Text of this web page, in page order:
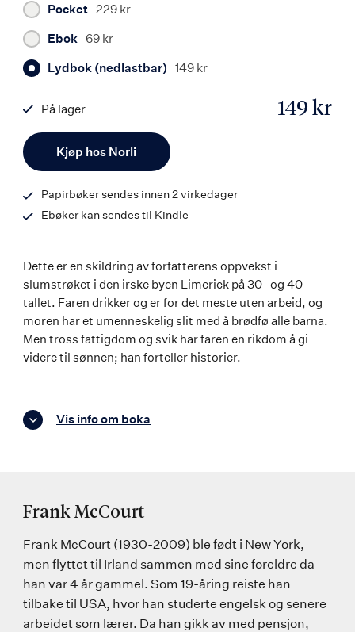
Pocket 229 kr
Ebok 69 kr
Lydbok (nedlastbar) 149 kr
Kjøp hos Norli
149 kr
På lager
9788242135711
Papirbøker sendes innen 2 virkedager
Ebøker kan sendes til Kindle
Dette er en skildring av forfatterens oppvekst i
slumstrøket i den irske byen Limerick på 30- og 40-
tallet. Faren drikker og er for det meste uten arbeid, og
moren har et umenneskelig slit med å brødfø alle barna.
Men tross fattigdom og svik har faren en rikdom å gi
videre til sønnen; han forteller historier.
Vis info om boka
Frank McCourt
Frank McCourt (1930-2009) ble født i New York,
men flyttet til Irland sammen med sine foreldre da
han var 4 år gammel. Som 19-åring reiste han
tilbake til USA, hvor han studerte engelsk og senere
arbeidet som lærer. Da han gikk av med pensjon,